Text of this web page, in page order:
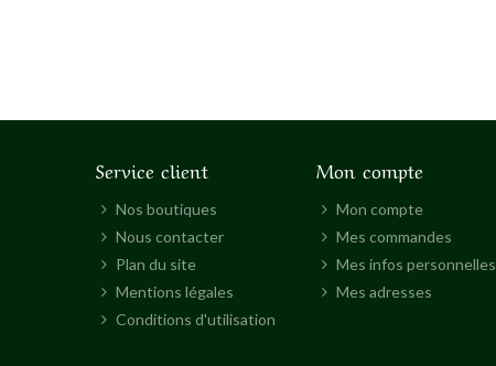
Service client
Nos boutiques
Nous contacter
Plan du site
Mentions légales
Conditions d'utilisation
Mon compte
Mon compte
Mes commandes
Mes infos personnelles
Mes adresses